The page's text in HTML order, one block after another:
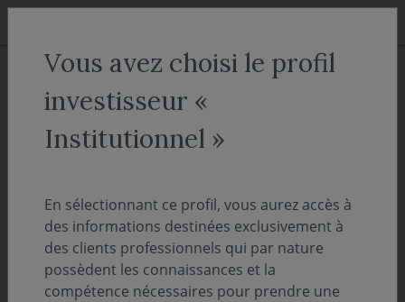
Aller au menu
Aller au contenu
ACCUEIL Décryptages
Le regard de l'analyste - Du
frontière des centres de
données
LE POINT DE VUE DE L'EXPERT
Vous avez choisi le profil
investisseur «
Institutionnel »
En sélectionnant ce profil, vous aurez accès à
des informations destinées exclusivement à
des clients professionnels qui par nature
possèdent les connaissances et la
compétence nécessaires pour prendre une